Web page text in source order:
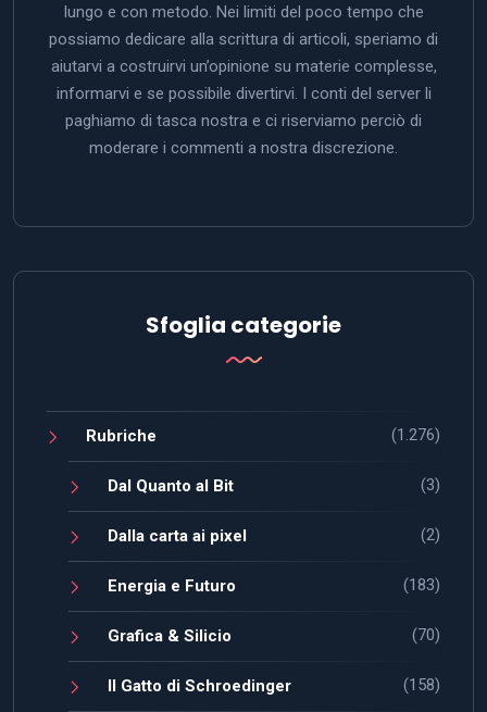
lungo e con metodo. Nei limiti del poco tempo che
possiamo dedicare alla scrittura di articoli, speriamo di
aiutarvi a costruirvi un’opinione su materie complesse,
informarvi e se possibile divertirvi. I conti del server li
paghiamo di tasca nostra e ci riserviamo perciò di
moderare i commenti a nostra discrezione.
Sfoglia categorie
Rubriche (1.276)
Dal Quanto al Bit (3)
Dalla carta ai pixel (2)
Energia e Futuro (183)
Grafica & Silicio (70)
Il Gatto di Schroedinger (158)